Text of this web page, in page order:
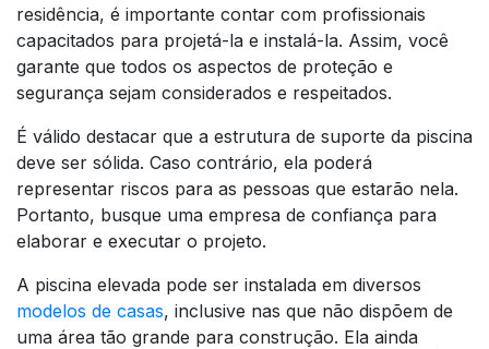
residência, é importante contar com profissionais
capacitados para projetá-la e instalá-la. Assim, você
garante que todos os aspectos de proteção e
segurança sejam considerados e respeitados.
É válido destacar que a estrutura de suporte da piscina
deve ser sólida. Caso contrário, ela poderá
representar riscos para as pessoas que estarão nela.
Portanto, busque uma empresa de confiança para
elaborar e executar o projeto.
A piscina elevada pode ser instalada em diversos
modelos de casas, inclusive nas que não dispõem de
uma área tão grande para construção. Ela ainda